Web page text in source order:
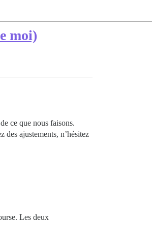
moi)
ce que nous faisons.
des ajustements, n’hésitez
Les deux